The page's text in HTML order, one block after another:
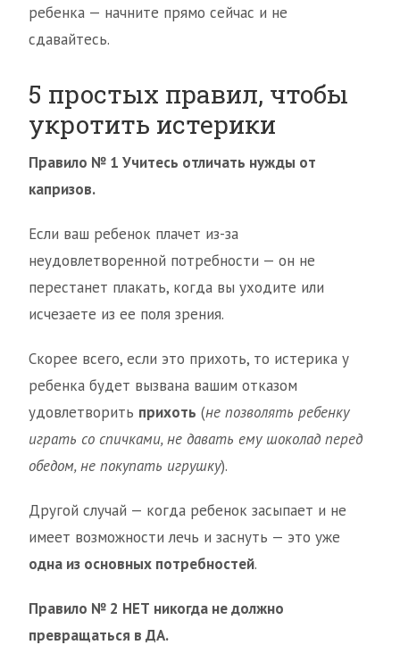
ребенка — начните прямо сейчас и не
сдавайтесь.
5 простых правил, чтобы
укротить истерики
Правило № 1 Учитесь отличать нужды от
капризов.
Если ваш ребенок плачет из-за
неудовлетворенной потребности — он не
перестанет плакать, когда вы уходите или
исчезаете из ее поля зрения.
Скорее всего, если это прихоть, то истерика у
ребенка будет вызвана вашим отказом
удовлетворить прихоть (не позволять ребенку
играть со спичками, не давать ему шоколад перед
обедом, не покупать игрушку).
Другой случай — когда ребенок засыпает и не
имеет возможности лечь и заснуть — это уже
одна из основных потребностей.
Правило № 2 НЕТ никогда не должно
превращаться в ДА.